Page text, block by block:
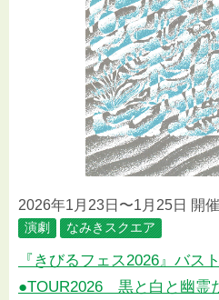
2026年1月23日〜1月25日 開催
演劇 なみきスクエア
『きびるフェス2026』バス
●TOUR2026 黒と白と幽霊